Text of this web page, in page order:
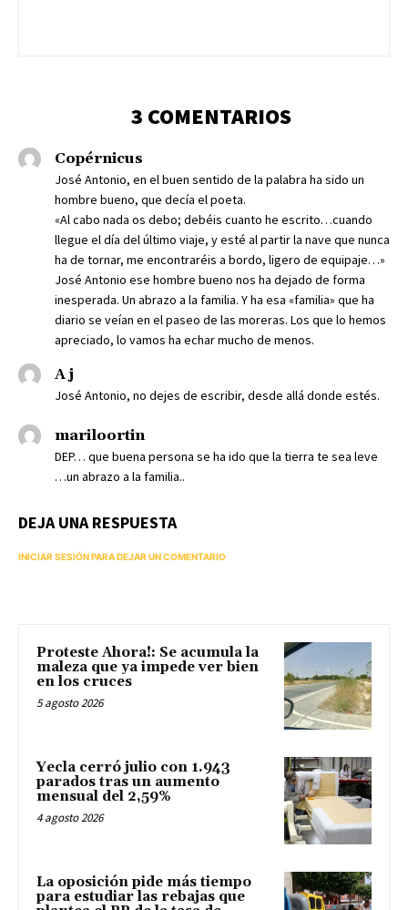
3 COMENTARIOS
Copérnicus
José Antonio, en el buen sentido de la palabra ha sido un
hombre bueno, que decía el poeta.
«Al cabo nada os debo; debéis cuanto he escrito…cuando
llegue el día del último viaje, y esté al partir la nave que nunca
ha de tornar, me encontraréis a bordo, ligero de equipaje…»
José Antonio ese hombre bueno nos ha dejado de forma
inesperada. Un abrazo a la familia. Y ha esa «familia» que ha
diario se veían en el paseo de las moreras. Los que lo hemos
apreciado, lo vamos ha echar mucho de menos.
A j
José Antonio, no dejes de escribir, desde allá donde estés.
mariloortin
DEP… que buena persona se ha ido que la tierra te sea leve
…un abrazo a la familia..
DEJA UNA RESPUESTA
INICIAR SESIÓN PARA DEJAR UN COMENTARIO
Proteste Ahora!: Se acumula la
maleza que ya impede ver bien
en los cruces
5 agosto 2026
Yecla cerró julio con 1.943
parados tras un aumento
mensual del 2,59%
4 agosto 2026
La oposición pide más tiempo
para estudiar las rebajas que